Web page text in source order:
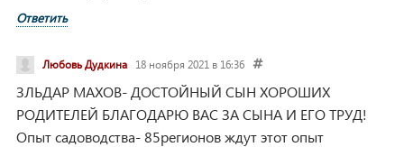
Ответить
Любовь Дудкина 18 ноября 2021 в 16:36
ЗЛЬДАР МАХОВ- ДОСТОЙНЫЙ СЫН ХОРОШИХ
РОДИТЕЛЕЙ БЛАГОДАРЮ ВАС ЗА СЫНА И ЕГО ТРУД!
Опыт садоводства- 85регионов ждут этот опыт